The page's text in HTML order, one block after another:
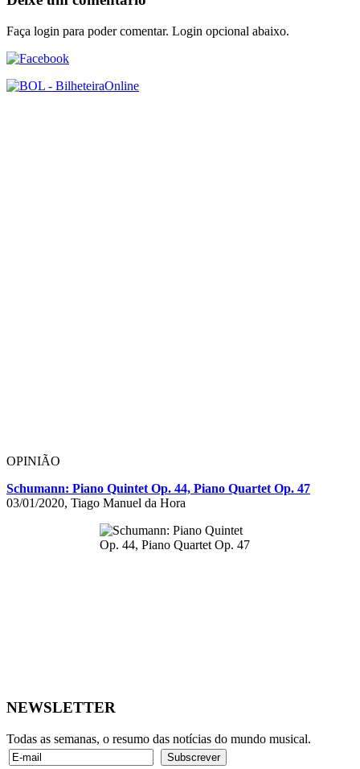
Faça login para poder comentar. Login opcional abaixo.
OPINIÃO
Schumann: Piano Quintet Op. 44, Piano Quartet Op. 47
03/01/2020, Tiago Manuel da Hora
NEWSLETTER
Todas as semanas, o resumo das notícias do mundo musical.